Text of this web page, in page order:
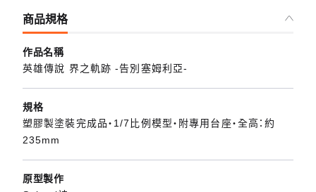
商品規格
作品名稱
英雄傳說 界之軌跡 -告別塞姆利亞-
規格
塑膠製塗裝完成品・1/7比例模型・附專用台座・全高：約
235mm
原型製作